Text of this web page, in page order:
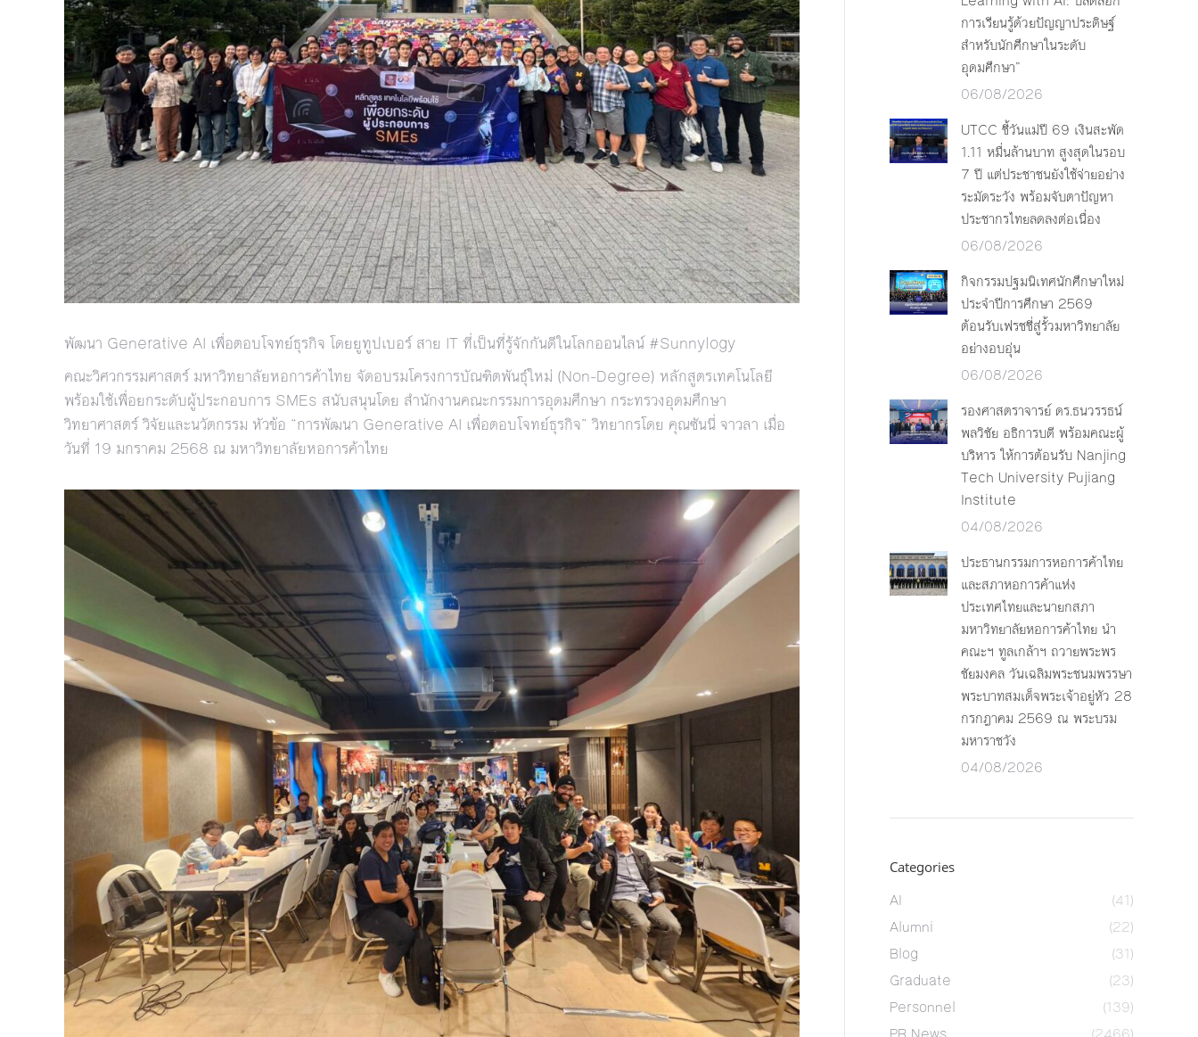
พัฒนา Generative AI เพื่อตอบโจทย์ธุรกิจ โดยยูทูปเบอร์ สาย IT ที่เป็นที่รู้จักกันดีในโลกออนไลน์ #Sunnylogy
คณะวิศวกรรมศาสตร์ มหาวิทยาลัยหอการค้าไทย จัดอบรมโครงการบัณฑิตพันธุ์ใหม่ (Non-Degree) หลักสูตรเทคโนโลยี
พร้อมใช้เพื่อยกระดับผู้ประกอบการ SMEs สนับสนุนโดย สำนักงานคณะกรรมการอุดมศึกษา กระทรวงอุดมศึกษา
วิทยาศาสตร์ วิจัยและนวัตกรรม หัวข้อ “การพัฒนา Generative AI เพื่อตอบโจทย์ธุรกิจ” วิทยากรโดย คุณซันนี่ จาวลา เมื่อ
วันที่ 19 มกราคม 2568 ณ มหาวิทยาลัยหอการค้าไทย
การเรียนรู้ด้วยปัญญาประดิษฐ์
สำหรับนักศึกษาในระดับ
อุดมศึกษา”
06/08/2026
UTCC ชี้วันแม่ปี 69 เงินสะพัด
1.11 หมื่นล้านบาท สูงสุดในรอบ
7 ปี แต่ประชาชนยังใช้จ่ายอย่าง
ระมัดระวัง พร้อมจับตาปัญหา
ประชากรไทยลดลงต่อเนื่อง
06/08/2026
กิจกรรมปฐมนิเทศนักศึกษาใหม่
ประจำปีการศึกษา 2569
ต้อนรับเฟรชชี่สู่รั้วมหาวิทยาลัย
อย่างอบอุ่น
06/08/2026
รองศาสตราจารย์ ดร.ธนวรรธน์
พลวิชัย อธิการบดี พร้อมคณะผู้
บริหาร ให้การต้อนรับ Nanjing
Tech University Pujiang
Institute
04/08/2026
ประธานกรรมการหอการค้าไทย
และสภาหอการค้าแห่ง
ประเทศไทยและนายกสภา
มหาวิทยาลัยหอการค้าไทย นำ
คณะฯ ทูลเกล้าฯ ถวายพระพร
ชัยมงคล วันเฉลิมพระชนมพรรษา
พระบาทสมเด็จพระเจ้าอยู่หัว 28
กรกฎาคม 2569 ณ พระบรม
มหาราชวัง
04/08/2026
Categories
AI
(41)
Alumni
(22)
Blog
(31)
Graduate
(23)
Personnel
(139)